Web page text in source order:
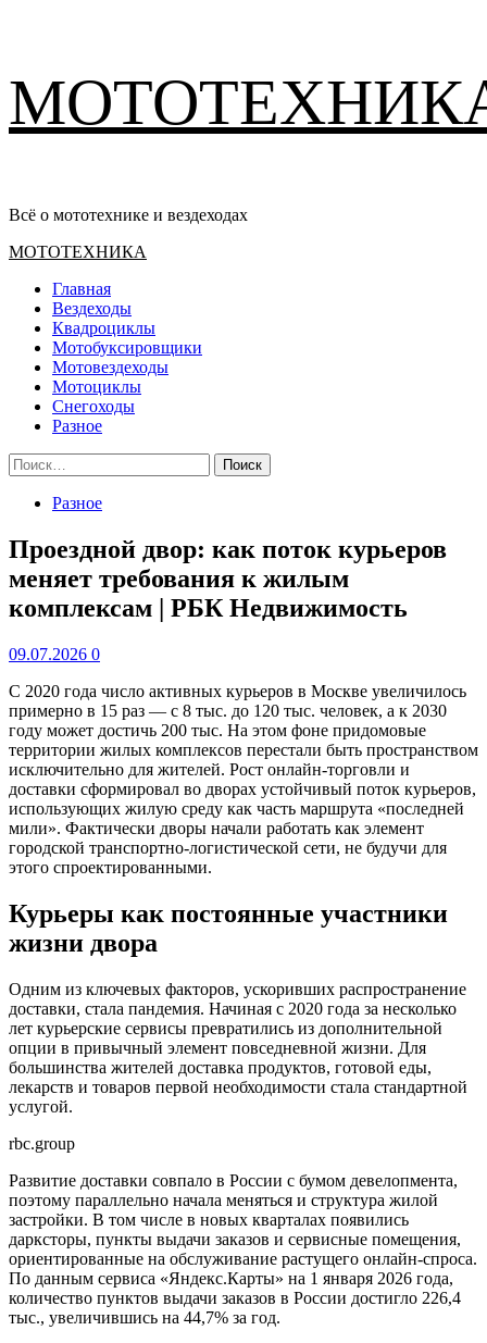
содержимому
Всё о мототехнике и вездеходах
Основное
МОТОТЕХНИКА
Главная
Вездеходы
Квадроциклы
Мотобуксировщики
Мотовездеходы
Мотоциклы
Снегоходы
Разное
Найти:
Разное
Проездной двор: как поток курьеров
меняет требования к жилым
комплексам | РБК Недвижимость
09.07.2026 0
С 2020 года число активных курьеров в Москве увеличилось
примерно в 15 раз — с 8 тыс. до 120 тыс. человек, а к 2030
году может достичь 200 тыс. На этом фоне придомовые
территории жилых комплексов перестали быть пространством
исключительно для жителей. Рост онлайн-торговли и
доставки сформировал во дворах устойчивый поток курьеров,
использующих жилую среду как часть маршрута «последней
мили». Фактически дворы начали работать как элемент
городской транспортно-логистической сети, не будучи для
этого спроектированными.
Курьеры как постоянные участники
жизни двора
Одним из ключевых факторов, ускоривших распространение
доставки, стала пандемия. Начиная с 2020 года за несколько
лет курьерские сервисы превратились из дополнительной
опции в привычный элемент повседневной жизни. Для
большинства жителей доставка продуктов, готовой еды,
лекарств и товаров первой необходимости стала стандартной
услугой.
rbc.group
Развитие доставки совпало в России с бумом девелопмента,
поэтому параллельно начала меняться и структура жилой
застройки. В том числе в новых кварталах появились
дарксторы, пункты выдачи заказов и сервисные помещения,
ориентированные на обслуживание растущего онлайн-спроса.
По данным сервиса «Яндекс.Карты» на 1 января 2026 года,
количество пунктов выдачи заказов в России достигло 226,4
тыс., увеличившись на 44,7% за год.